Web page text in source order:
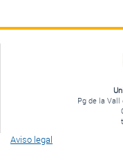
Pg de la Vall
Aviso legal